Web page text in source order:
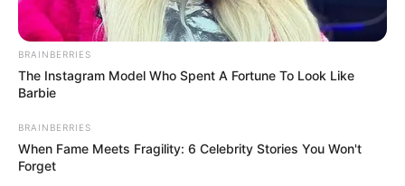
IBAL
¡El colmo! Usuarios
robando agua en la
CAPTURAS
BRAINBERRIES
The Instagram Model Who Spent A Fortune To Look Like
Barbie
BRAINBERRIES
When Fame Meets Fragility: 6 Celebrity Stories You Won't
Forget